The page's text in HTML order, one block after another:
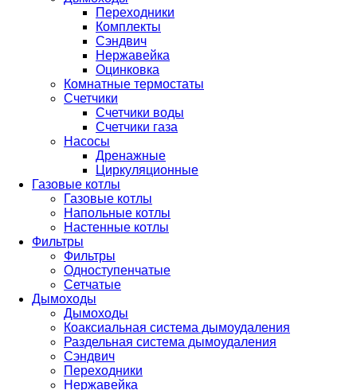
Переходники
Комплекты
Сэндвич
Нержавейка
Оцинковка
Комнатные термостаты
Счетчики
Счетчики воды
Счетчики газа
Насосы
Дренажные
Циркуляционные
Газовые котлы
Газовые котлы
Напольные котлы
Настенные котлы
Фильтры
Фильтры
Одноступенчатые
Сетчатые
Дымоходы
Дымоходы
Коаксиальная система дымоудаления
Раздельная система дымоудаления
Сэндвич
Переходники
Нержавейка